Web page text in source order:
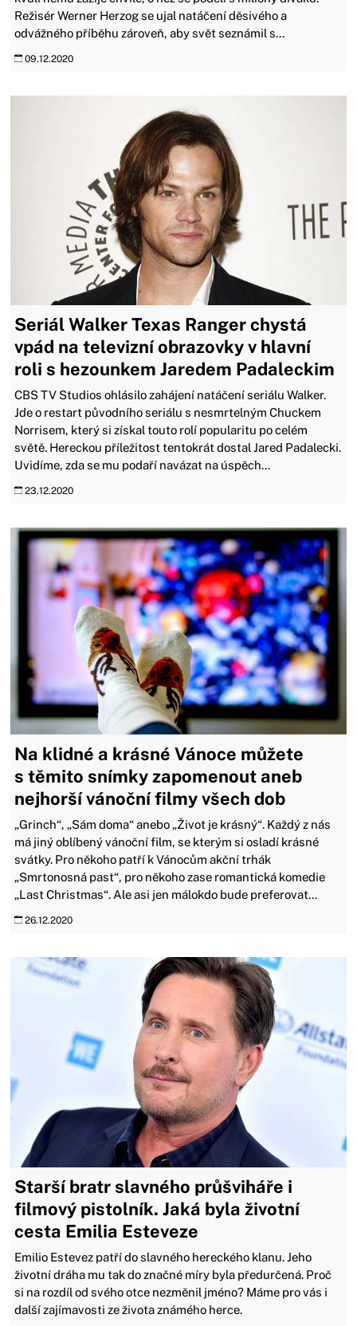
Režisér Werner Herzog se ujal natáčení děsivého a
odvážného příběhu zároveň, aby svět seznámil s...
09.12.2020
Seriál Walker Texas Ranger chystá
vpád na televizní obrazovky v hlavní
roli s hezounkem Jaredem Padaleckim
CBS TV Studios ohlásilo zahájení natáčení seriálu Walker.
Jde o restart původního seriálu s nesmrtelným Chuckem
Norrisem, který si získal touto rolí popularitu po celém
světě. Hereckou příležitost tentokrát dostal Jared Padalecki.
Uvidíme, zda se mu podaří navázat na úspěch...
23.12.2020
Na klidné a krásné Vánoce můžete
s těmito snímky zapomenout aneb
nejhorší vánoční filmy všech dob
„Grinch“, „Sám doma“ anebo „Život je krásný“. Každý z nás
má jiný oblíbený vánoční film, se kterým si osladí krásné
svátky. Pro někoho patří k Vánocům akční trhák
„Smrtonosná past“, pro někoho zase romantická komedie
„Last Christmas“. Ale asi jen málokdo bude preferovat...
26.12.2020
Starší bratr slavného průšviháře i
filmový pistolník. Jaká byla životní
cesta Emilia Esteveze
Emilio Estevez patří do slavného hereckého klanu. Jeho
životní dráha mu tak do značné míry byla předurčená. Proč
si na rozdíl od svého otce nezměnil jméno? Máme pro vás i
další zajímavosti ze života známého herce.